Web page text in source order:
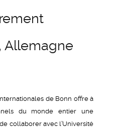
Allemagne
de Bonn offre à
du monde entier une
collaborer avec l’Université